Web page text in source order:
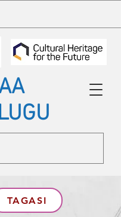
TAGASI